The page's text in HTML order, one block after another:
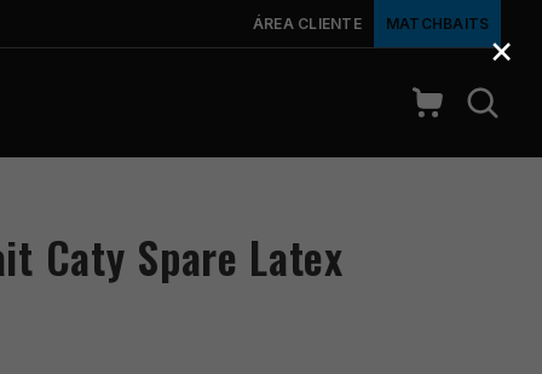
ÁREA CLIENTE MATCHBAITS
Caty Spare Latex
×